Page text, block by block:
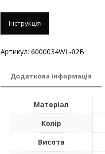
Інструкція
Артикул: 6000034WL-02B
Додаткова інформація
Матеріал
Колір
Висота